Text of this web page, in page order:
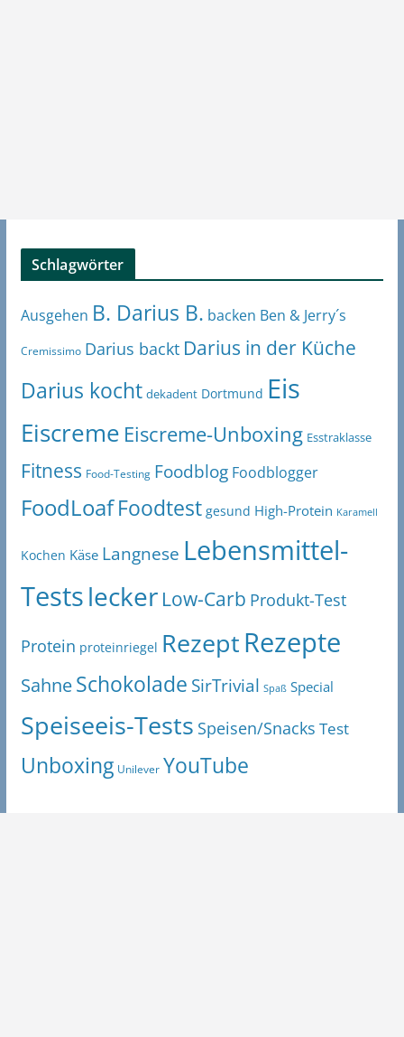
Schlagwörter
Ausgehen B. Darius B. backen Ben & Jerry´s
Cremissimo Darius backt Darius in der Küche
Darius kocht dekadent Dortmund Eis
Eiscreme Eiscreme-Unboxing Esstraklasse
Fitness Food-Testing Foodblog Foodblogger
FoodLoaf Foodtest gesund High-Protein Karamell
Kochen Käse Langnese Lebensmittel-
Testslecker Low-Carb Produkt-Test
Protein proteinriegel RezeptRezepte
SahneSchokolade SirTrivial Spaß Special
Speiseeis-Tests Speisen/Snacks Test
Unboxing Unilever YouTube